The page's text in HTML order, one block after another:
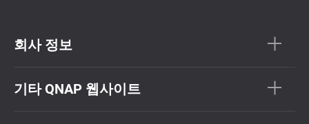
회사 정보
기타 QNAP 웹사이트